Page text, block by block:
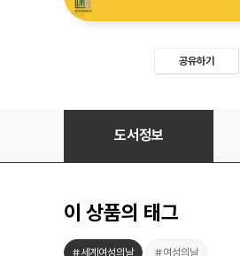
공유하기
페미돌로지도서정보
이 상품의 태그
#세계여성의날 #여성의날